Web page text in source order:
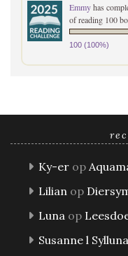
Emmyhas
of reading 100
100 (100%)
Ky-er op
Lilian op
Luna op
Susanne l Sylluna